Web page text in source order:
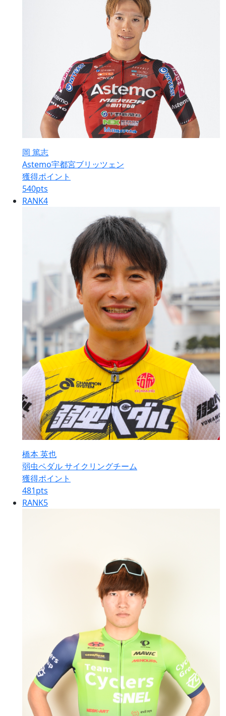
岡 篤志
Astemo宇都宮ブリッツェン
獲得ポイント
540pts
RANK4
橋本 英也
弱虫ペダル サイクリングチーム
獲得ポイント
481pts
RANK5